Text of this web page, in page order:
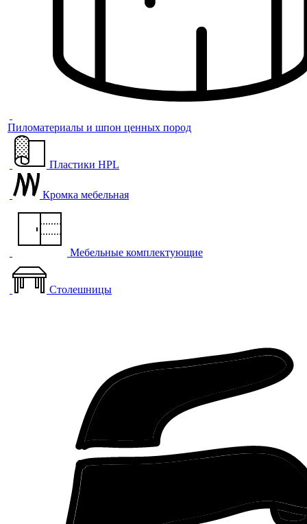
Пиломатериалы и шпон ценных пород
Пластики HPL
Кромка мебельная
Мебельные комплектующие
Столешницы